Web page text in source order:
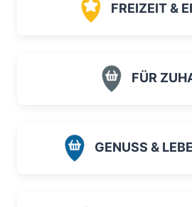
FREIZEIT &
FÜR
GENUSS &